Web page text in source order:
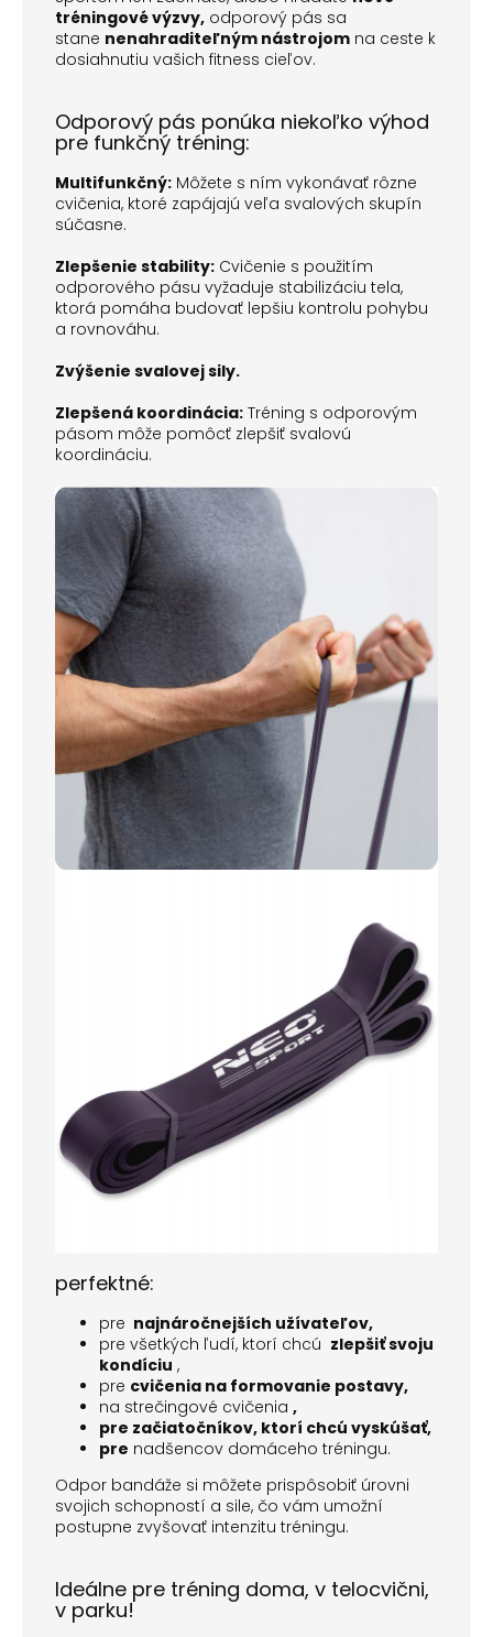
tréningové výzvy, odporový pás sa
stane nenahraditeľným nástrojom na ceste k
dosiahnutiu vašich fitness cieľov.
Odporový pás ponúka niekoľko výhod
pre funkčný tréning:
Multifunkčný: Môžete s ním vykonávať rôzne
cvičenia, ktoré zapájajú veľa svalových skupín
súčasne.
Zlepšenie stability: Cvičenie s použitím
odporového pásu vyžaduje stabilizáciu tela,
ktorá pomáha budovať lepšiu kontrolu pohybu
a rovnováhu.
Zvýšenie svalovej sily.
Zlepšená koordinácia: Tréning s odporovým
pásom môže pomôcť zlepšiť svalovú
koordináciu.
perfektné:
pre najnáročnejších užívateľov,
pre všetkých ľudí, ktorí chcú zlepšiť svoju
kondíciu ,
pre cvičenia na formovanie postavy,
na strečingové cvičenia ,
pre začiatočníkov, ktorí chcú vyskúšať,
pre nadšencov domáceho tréningu.
Odpor bandáže si môžete prispôsobiť úrovni
svojich schopností a sile, čo vám umožní
postupne zvyšovať intenzitu tréningu.
Ideálne pre tréning doma, v telocvični,
v parku!